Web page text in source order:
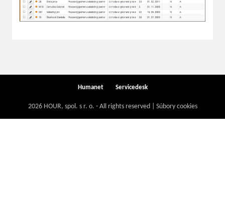
2026 HOUR, spol. s r. o. - All rights reserved | Súbory cookies
Humanet Servicedesk